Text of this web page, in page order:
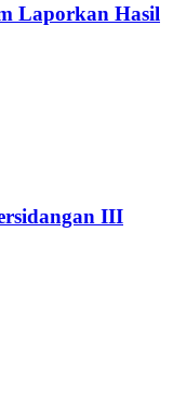
Laporkan Hasil
III